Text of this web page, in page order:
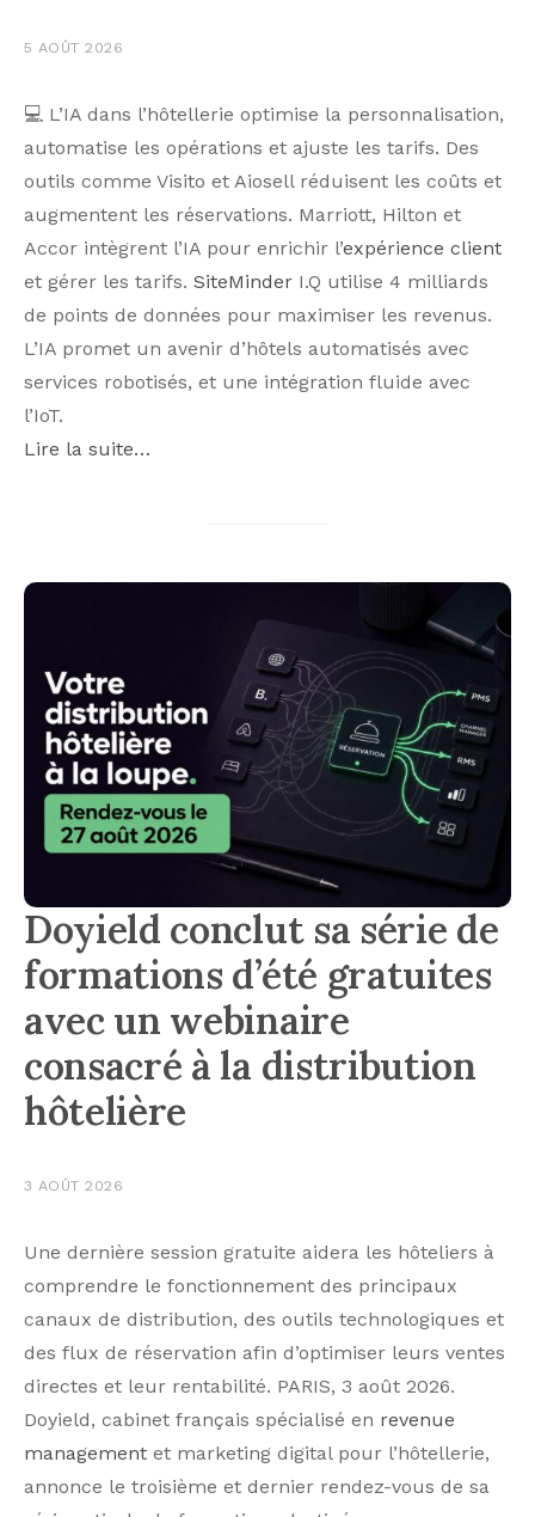
5 AOÛT 2026
💻 L’IA dans l’hôtellerie optimise la personnalisation,
automatise les opérations et ajuste les tarifs. Des
outils comme Visito et Aiosell réduisent les coûts et
augmentent les réservations. Marriott, Hilton et
Accor intègrent l’IA pour enrichir l’expérience client
et gérer les tarifs. SiteMinder I.Q utilise 4 milliards
de points de données pour maximiser les revenus.
L’IA promet un avenir d’hôtels automatisés avec
services robotisés, et une intégration fluide avec
l’IoT.
Lire la suite…
Doyield conclut sa série de
formations d’été gratuites
avec un webinaire
consacré à la distribution
hôtelière
3 AOÛT 2026
Une dernière session gratuite aidera les hôteliers à
comprendre le fonctionnement des principaux
canaux de distribution, des outils technologiques et
des flux de réservation afin d’optimiser leurs ventes
directes et leur rentabilité. PARIS, 3 août 2026.
Doyield, cabinet français spécialisé en revenue
management et marketing digital pour l’hôtellerie,
annonce le troisième et dernier rendez-vous de sa